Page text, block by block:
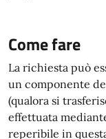
Come fare
La richiesta può
un componente
(qualora si
effettuata
reperibile in